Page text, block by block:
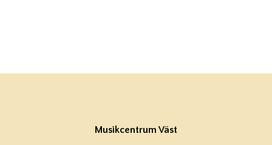
Musikcentrum Väst